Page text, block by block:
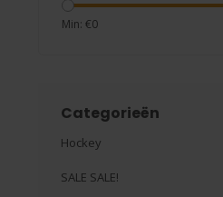
Min: €0
Categorieën
Hockey
SALE SALE!